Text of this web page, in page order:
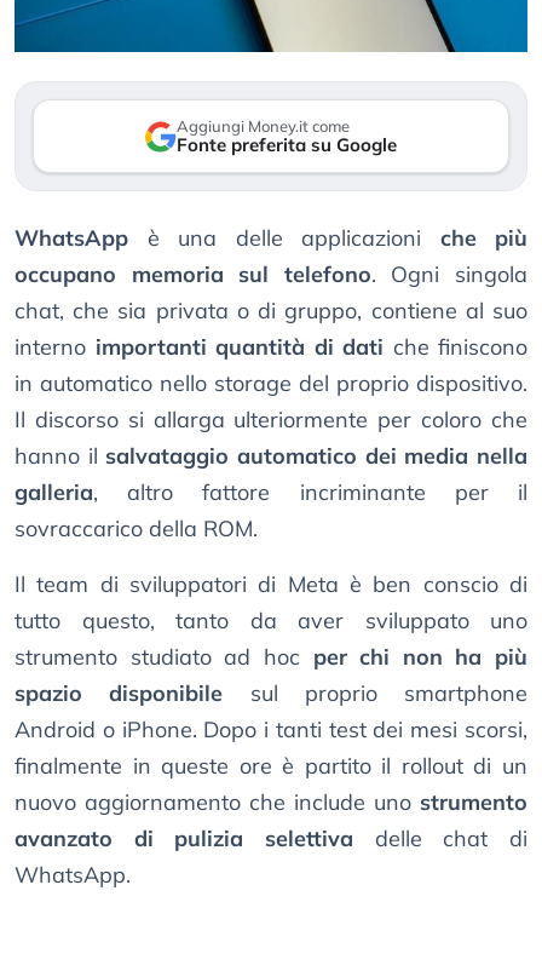
Aggiungi Money.it come
Fonte preferita su Google
WhatsApp è una delle applicazioni che più
occupano memoria sul telefono. Ogni singola
chat, che sia privata o di gruppo, contiene al suo
interno importanti quantità di dati che finiscono
in automatico nello storage del proprio dispositivo.
Il discorso si allarga ulteriormente per coloro che
hanno il salvataggio automatico dei media nella
galleria, altro fattore incriminante per il
sovraccarico della ROM.
Il team di sviluppatori di Meta è ben conscio di
tutto questo, tanto da aver sviluppato uno
strumento studiato ad hoc per chi non ha più
spazio disponibile sul proprio smartphone
Android o iPhone. Dopo i tanti test dei mesi scorsi,
finalmente in queste ore è partito il rollout di un
nuovo aggiornamento che include uno strumento
avanzato di pulizia selettiva delle chat di
WhatsApp.